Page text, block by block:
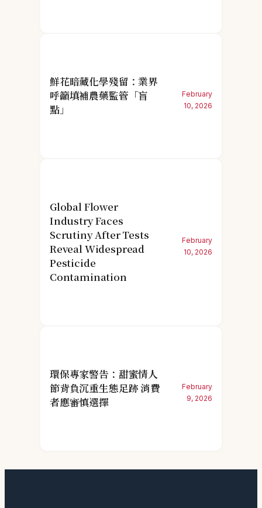
鮮花暗藏化學殘留：業界
呼籲填補農藥監管「盲
點」
February
10, 2026
Global Flower
Industry Faces
Scrutiny After Tests
Reveal Widespread
Pesticide
Contamination
February
10, 2026
環保專家警告：甜蜜情人
節背負沉重生態足跡 消費
者應審慎選擇
February
9, 2026